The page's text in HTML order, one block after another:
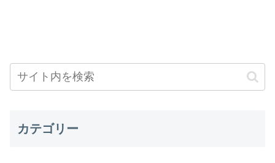
カテゴリー